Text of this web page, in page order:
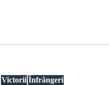
Victorii Înfrângeri